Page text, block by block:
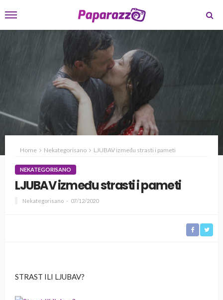
Home Nekategorisano LJUBAV između strasti i pameti
NEKATEGORISANO
LJUBAV između strasti i pameti
Nekategorisano 07/12/2020
STRAST ILI LJUBAV?